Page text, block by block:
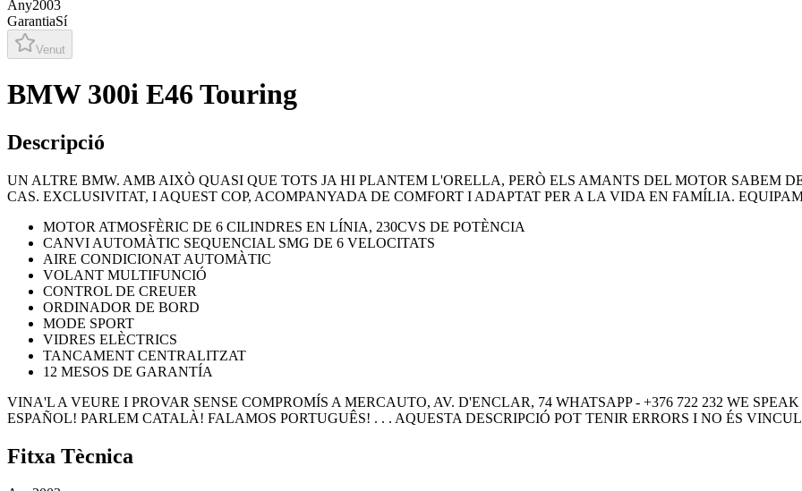
Any2003
GarantiaSí
Venut
BMW 300i E46 Touring
Descripció
UN ALTRE BMW. AMB AIXÒ QUASI QUE TOTS JA HI PLANTEM L'ORELLA, PERÒ ELS AMANTS DEL MOTOR SABEM
CAS. EXCLUSIVITAT, I AQUEST COP, ACOMPANYADA DE COMFORT I ADAPTAT PER A LA VIDA EN FAMÍLIA.
MOTOR ATMOSFÈRIC DE 6 CILINDRES EN LÍNIA, 230CVS DE POTÈNCIA
CANVI AUTOMÀTIC SEQUENCIAL SMG DE 6 VELOCITATS
AIRE CONDICIONAT AUTOMÀTIC
VOLANT MULTIFUNCIÓ
CONTROL DE CREUER
ORDINADOR DE BORD
MODE SPORT
VIDRES ELÈCTRICS
TANCAMENT CENTRALITZAT
12 MESOS DE GARANTÍA
VINA'L A VEURE I PROVAR SENSE COMPROMÍS A MERCAUTO, AV. D'ENCLAR, 74 WHATSAPP - +376 722 232 WE
ESPAÑOL! PARLEM CATALÀ! FALAMOS PORTUGUÊS! . . . AQUESTA DESCRIPCIÓ POT TENIR ERRORS I NO ÉS
Fitxa Tècnica